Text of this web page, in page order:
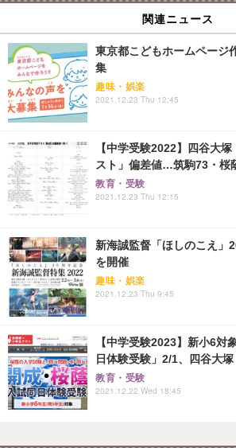
関連ニュース
東京都こどもホームページ
集
趣味・娯楽
2021.12.23 Thu 12:45
【中学受験2022】四谷大
スト」偏差値…筑駒73・桜
教育・受験
2021.12.23 Thu 12:15
新海誠監督「ほしのこえ
を開催
趣味・娯楽
2021.12.23 Thu 9:45
【中学受験2023】新小6対
日体験受験」2/1、四谷大塚
教育・受験
2021.12.22 Wed 18:45